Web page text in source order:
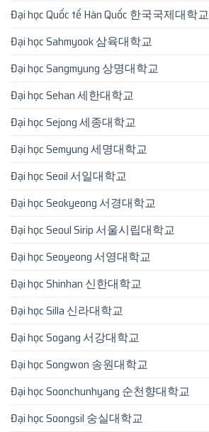
Đại học Quốc tế Hàn Quốc 한국국제대학교
Đại học Sahmyook 삼육대학교
Đại học Sangmyung 상명대학교
Đại học Sehan 세한대학교
Đại học Sejong 세종대학교
Đại học Semyung 세명대학교
Đại học Seoil 서일대학교
Đại học Seokyeong 서경대학교
Đại học Seoul Sirip 서울시립대학교
Đại học Seoyeong 서영대학교
Đại học Shinhan 신한대학교
Đại học Silla 신라대학교
Đại học Sogang 서강대학교
Đại học Songwon 송원대학교
Đại học Soonchunhyang 순천향대학교
Đại học Soongsil 숭실대학교